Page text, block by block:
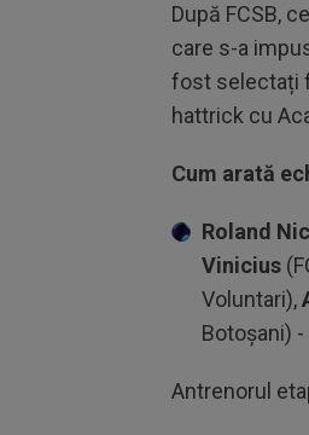
După FCSB,
care s-a
fost selectați
hattrick cu
Cum arată
Roland
Vinicius
Voluntari),
Botoșani) -
Antrenorul